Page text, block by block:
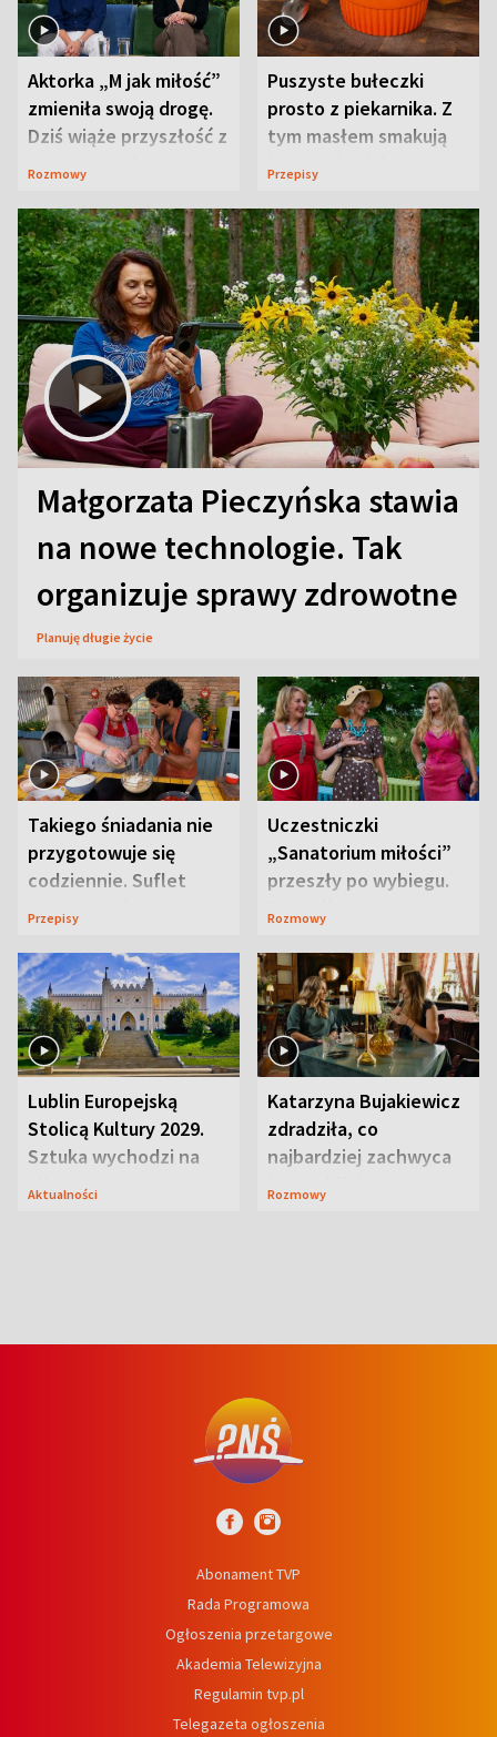
Aktorka „M jak miłość”
zmieniła swoją drogę.
Dziś wiąże przyszłość z
neurobiologią
Rozmowy
Puszyste bułeczki
prosto z piekarnika. Z
tym masłem smakują
jeszcze lepiej
Przepisy
Małgorzata Pieczyńska stawia
na nowe technologie. Tak
organizuje sprawy zdrowotne
Planuję długie życie
Takiego śniadania nie
przygotowuje się
codziennie. Suflet
serowy zachwyca
Przepisy
Uczestniczki
„Sanatorium miłości”
przeszły po wybiegu.
Te stylizacje
Rozmowy
Lublin Europejską
Stolicą Kultury 2029.
Sztuka wychodzi na
ulice
Aktualności
Katarzyna Bujakiewicz
zdradziła, co
najbardziej zachwyca
ją w Lublinie
Rozmowy
Abonament TVP
Rada Programowa
Ogłoszenia przetargowe
Akademia Telewizyjna
Regulamin tvp.pl
Telegazeta ogłoszenia